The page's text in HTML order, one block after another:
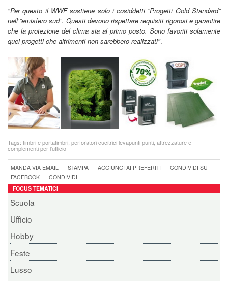
"Per questo il WWF sostiene solo i cosiddetti “Progetti Gold Standard”
nell‘”emisfero sud”. Questi devono rispettare requisiti rigorosi e garantire
che la protezione del clima sia al primo posto. Sono favoriti solamente
quei progetti che altrimenti non sarebbero realizzati".
Tags: timbri e portatimbri perforatori cucitrici levapunti punti attrezzature e
complementi per l'ufficio
MANDA VIA EMAIL STAMPA AGGIUNGI AI PREFERITI
CONDIVIDI SU
FACEBOOK
CONDIVIDI
FOCUS TEMATICI
Scuola
Ufficio
Hobby
Feste
Lusso